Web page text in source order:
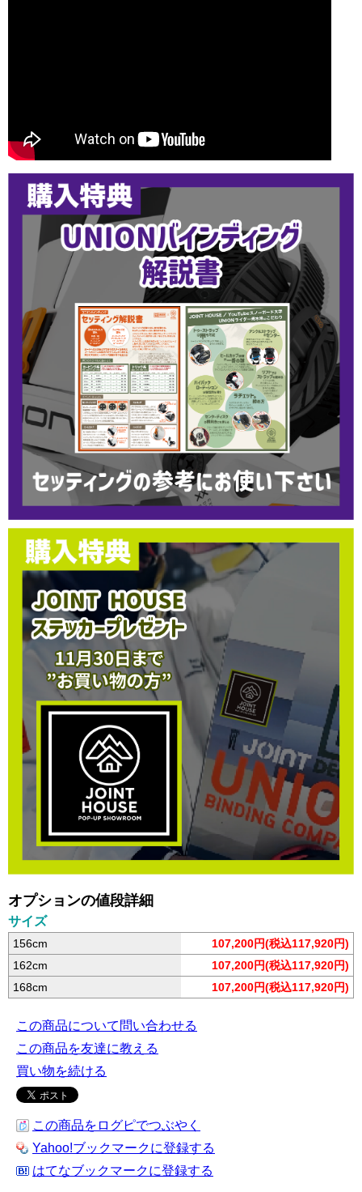
オプションの値段詳細
サイズ
156cm
107,200円(税込117,920円)
162cm
107,200円(税込117,920円)
168cm
107,200円(税込117,920円)
この商品について問い合わせる
この商品を友達に教える
買い物を続ける
この商品をログピでつぶやく
Yahoo!ブックマークに登録する
はてなブックマークに登録する